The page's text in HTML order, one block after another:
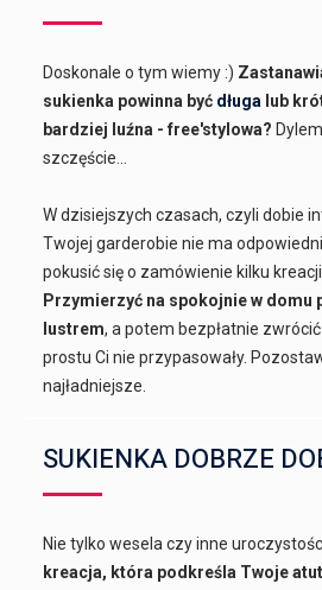
Doskonale o tym wiemy :)
sukienka powinna być długa lub
bardziej luźna - free'stylowa?
szczęście...
W dzisiejszych czasach, czyli dobie
Twojej garderobie nie ma
pokusić się o zamówienie kilku kreacji
Przymierzyć na spokojnie w domu
lustrem, a potem bezpłatnie
prostu Ci nie przypasowały.
najładniejsze.
SUKIENKA DOBRZE
Nie tylko wesela czy inne
kreacja, która podkreśla Twoje